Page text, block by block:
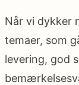
Når vi dykker
temaer, som
levering, god